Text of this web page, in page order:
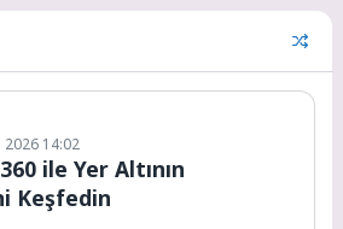
2026 14:02
ile Yer Altının
Keşfedin